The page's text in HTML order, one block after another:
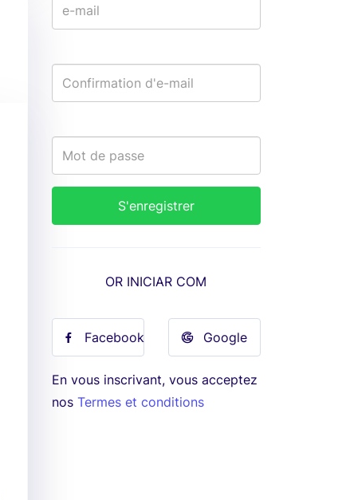
OR INICIAR COM
Facebook Google
En vous inscrivant, vous acceptez
nos Termes et conditions